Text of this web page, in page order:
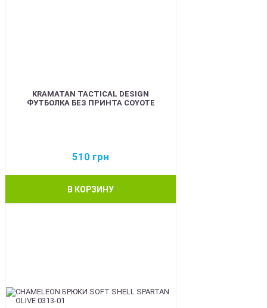
KRAMATAN TACTICAL DESIGN
ФУТБОЛКА БЕЗ ПРИНТА COYOTE
510 грн
В КОРЗИНУ